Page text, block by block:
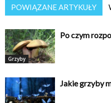
POWIĄZANE ARTYKUŁY
Grzyby
Po czym
Jakie grzyby